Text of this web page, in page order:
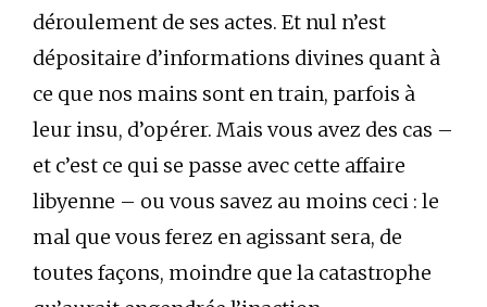
déroulement de ses actes. Et nul n’est
dépositaire d’informations divines quant à
ce que nos mains sont en train, parfois à
leur insu, d’opérer. Mais vous avez des cas –
et c’est ce qui se passe avec cette affaire
libyenne – ou vous savez au moins ceci : le
mal que vous ferez en agissant sera, de
toutes façons, moindre que la catastrophe